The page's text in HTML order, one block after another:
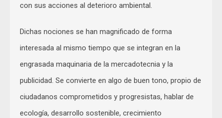
con sus acciones al deterioro ambiental.
Dichas nociones se han magnificado de forma
interesada al mismo tiempo que se integran en la
engrasada maquinaria de la mercadotecnia y la
publicidad. Se convierte en algo de buen tono, propio de
ciudadanos comprometidos y progresistas, hablar de
ecología, desarrollo sostenible, crecimiento